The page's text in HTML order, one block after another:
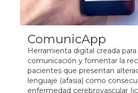
ComunicApp
Herramienta digital creada
comunicación y fomentar la
pacientes que presentan
lenguaje (afasia) como
enfermedad cerebrovascular